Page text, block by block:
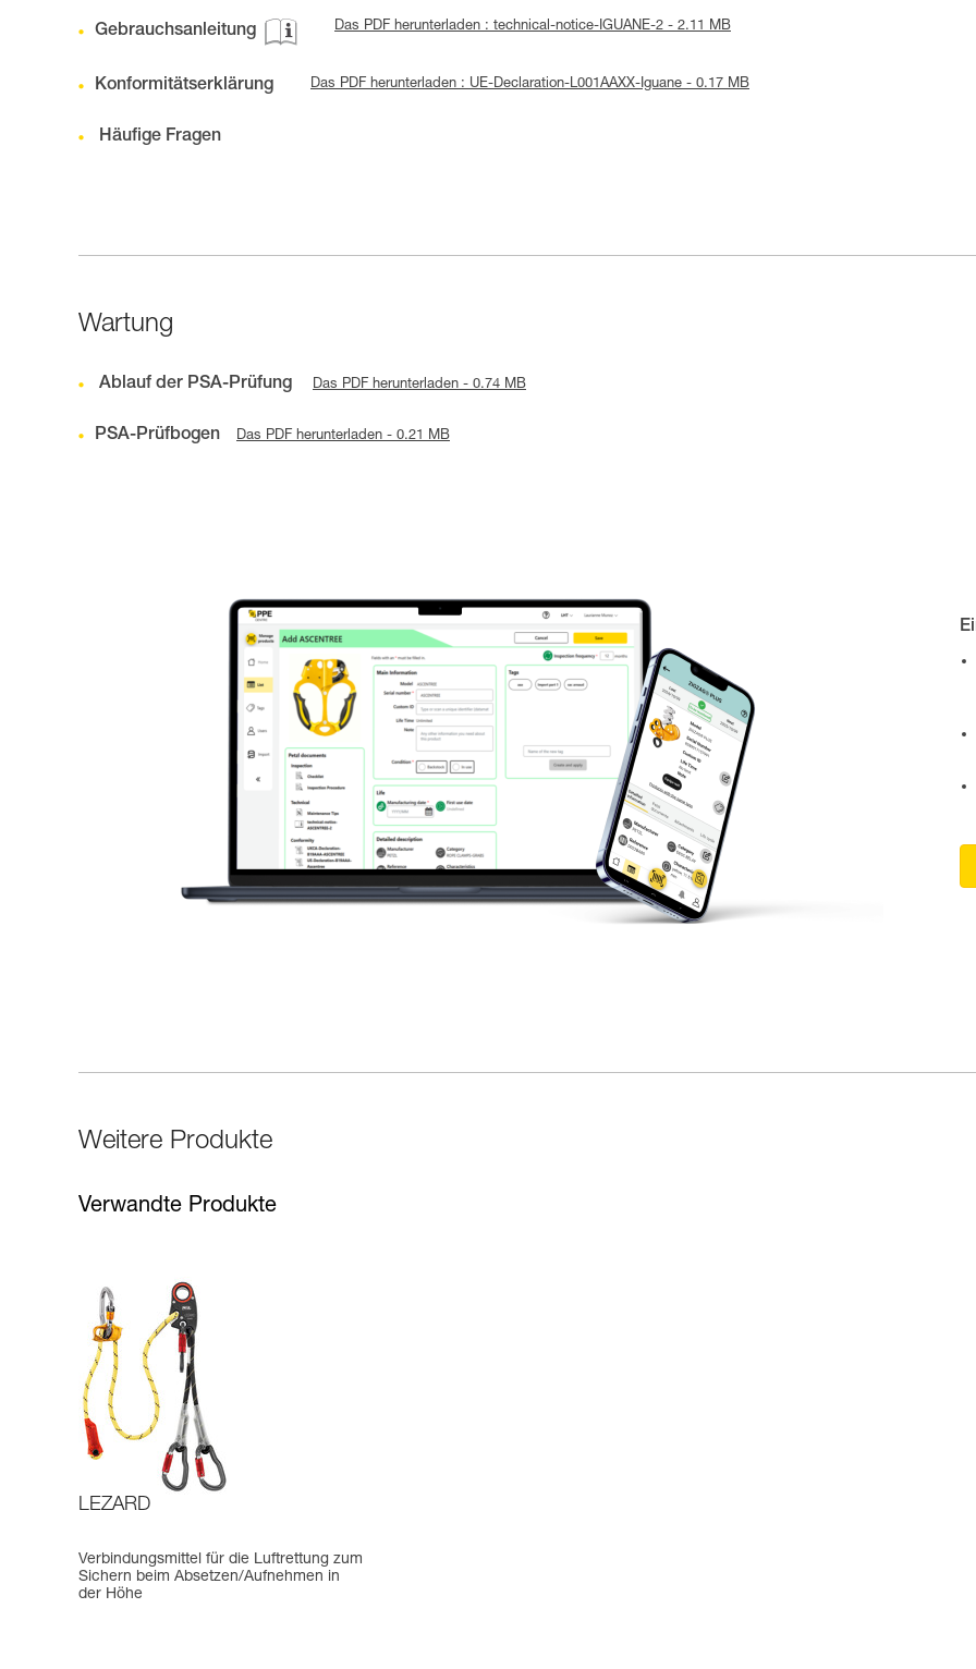
Gebrauchsanleitung Das PDF herunterladen : technical-notice-IGUANE-2 - 2.11 MB
Konformitätserklärung Das PDF herunterladen : UE-Declaration-L001AAXX-Iguane - 0.17 MB
Häufige Fragen
Wartung
Ablauf der PSA-Prüfung Das PDF herunterladen - 0.74 MB
PSA-Prüfbogen Das PDF herunterladen - 0.21 MB
Weitere Produkte
Verwandte Produkte
LEZARD
Verbindungsmittel für die Luftrettung zum
Sichern beim Absetzen/Aufnehmen in
der Höhe